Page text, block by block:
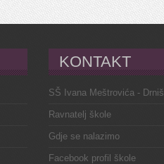
KONTAKT
SŠ Ivana Meštrovića - Drniš
Ravnatelj škole
Gdje se nalazimo
Facebook profil škole